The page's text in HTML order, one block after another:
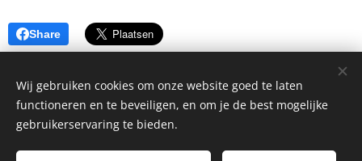
Share
Alle rechten voorbehouden 2026
Wij gebruiken cookies om onze website goed te laten
functioneren en te beveiligen, en om je de best mogelijke
gebruikerservaring te bieden.